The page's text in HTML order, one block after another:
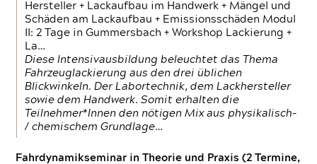
Hersteller + Lackaufbau im Handwerk + Mängel und
Schäden am Lackaufbau + Emissionsschäden Modul
II: 2 Tage in Gummersbach + Workshop Lackierung +
La…
Diese Intensivausbildung beleuchtet das Thema
Fahrzeuglackierung aus den drei üblichen
Blickwinkeln. Der Labortechnik, dem Lackhersteller
sowie dem Handwerk. Somit erhalten die
Teilnehmer*Innen den nötigen Mix aus physikalisch-
/ chemischem Grundlage…
Fahrdynamikseminar in Theorie und Praxis (2 Termine,